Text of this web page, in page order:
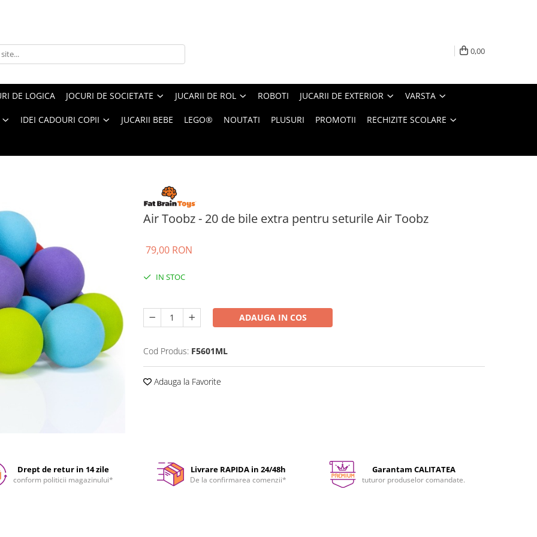
0,00
DE LOGICA JOCURI DE SOCIETATE JUCARII DE ROL ROBOTI JUCARII DE EXTERIOR VARSTA
IDEI CADOURI COPII JUCARII BEBE LEGO® NOUTATI PLUSURI PROMOTII RECHIZITE SCOLARE
Air Toobz - 20 de bile extra pentru seturile Air Toobz
79,00 RON
IN STOC
ADAUGA IN COS
Cod Produs: F5601ML
Adauga la Favorite
Drept de retur in 14 zile
conform politicii magazinului*
Livrare RAPIDA in 24/48h
De la confirmarea comenzii*
Garantam CALITATEA
tuturor produselor comandate.